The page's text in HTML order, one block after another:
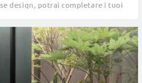
design, potrai completare i tuoi